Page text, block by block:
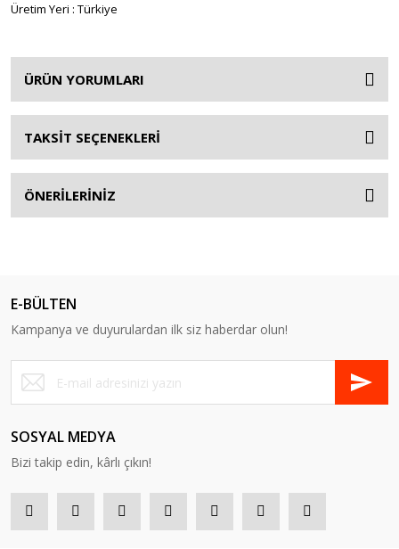
Üretim Yeri : Türkiye
ÜRÜN YORUMLARI
TAKSİT SEÇENEKLERİ
ÖNERİLERİNİZ
E-BÜLTEN
Kampanya ve duyurulardan ilk siz haberdar olun!
SOSYAL MEDYA
Bizi takip edin, kârlı çıkın!